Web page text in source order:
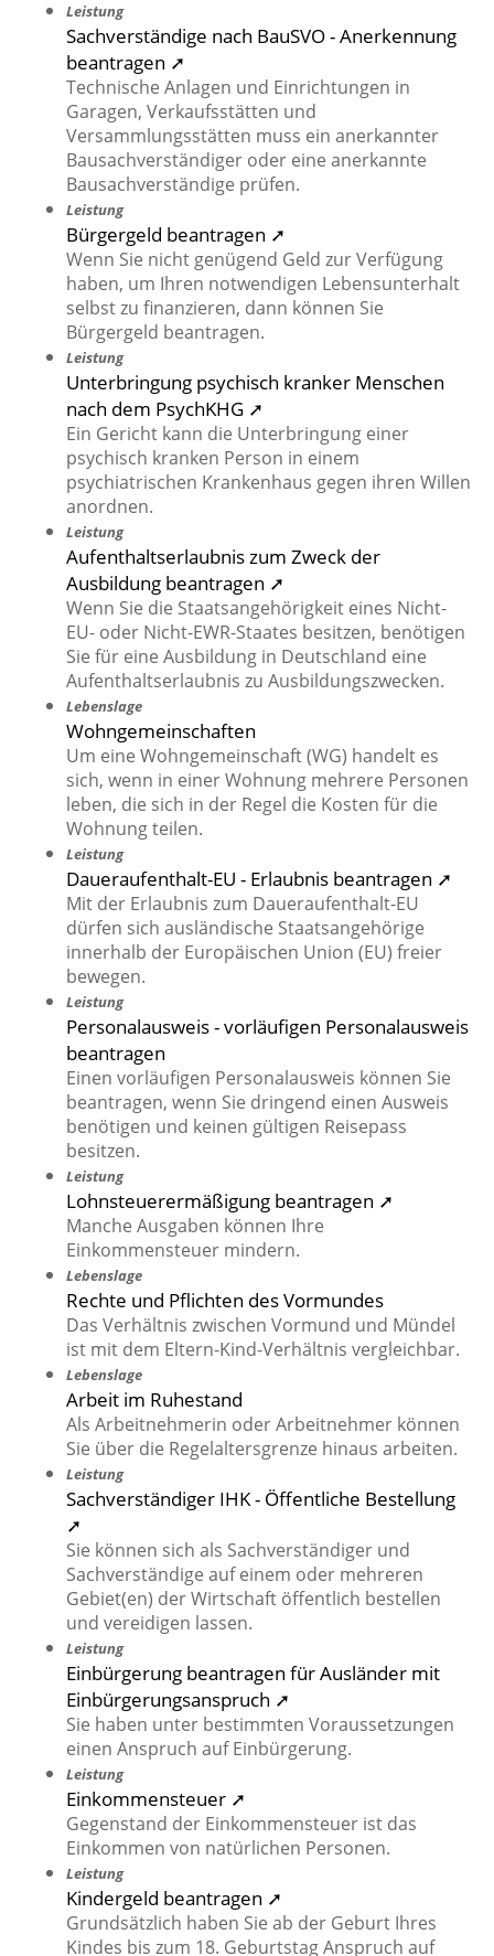
Leistung
Sachverständige nach BauSVO - Anerkennung
beantragen ➚
Technische Anlagen und Einrichtungen in
Garagen, Verkaufsstätten und
Versammlungsstätten muss ein anerkannter
Bausachverständiger oder eine anerkannte
Bausachverständige prüfen.
Leistung
Bürgergeld beantragen ➚
Wenn Sie nicht genügend Geld zur Verfügung
haben, um Ihren notwendigen Lebensunterhalt
selbst zu finanzieren, dann können Sie
Bürgergeld beantragen.
Leistung
Unterbringung psychisch kranker Menschen
nach dem PsychKHG ➚
Ein Gericht kann die Unterbringung einer
psychisch kranken Person in einem
psychiatrischen Krankenhaus gegen ihren Willen
anordnen.
Leistung
Aufenthaltserlaubnis zum Zweck der
Ausbildung beantragen ➚
Wenn Sie die Staatsangehörigkeit eines Nicht-
EU- oder Nicht-EWR-Staates besitzen, benötigen
Sie für eine Ausbildung in Deutschland eine
Aufenthaltserlaubnis zu Ausbildungszwecken.
Lebenslage
Wohngemeinschaften
Um eine Wohngemeinschaft (WG) handelt es
sich, wenn in einer Wohnung mehrere Personen
leben, die sich in der Regel die Kosten für die
Wohnung teilen.
Leistung
Daueraufenthalt-EU - Erlaubnis beantragen ➚
Mit der Erlaubnis zum Daueraufenthalt-EU
dürfen sich ausländische Staatsangehörige
innerhalb der Europäischen Union (EU) freier
bewegen.
Leistung
Personalausweis - vorläufigen Personalausweis
beantragen
Einen vorläufigen Personalausweis können Sie
beantragen, wenn Sie dringend einen Ausweis
benötigen und keinen gültigen Reisepass
besitzen.
Leistung
Lohnsteuerermäßigung beantragen ➚
Manche Ausgaben können Ihre
Einkommensteuer mindern.
Lebenslage
Rechte und Pflichten des Vormundes
Das Verhältnis zwischen Vormund und Mündel
ist mit dem Eltern-Kind-Verhältnis vergleichbar.
Lebenslage
Arbeit im Ruhestand
Als Arbeitnehmerin oder Arbeitnehmer können
Sie über die Regelaltersgrenze hinaus arbeiten.
Leistung
Sachverständiger IHK - Öffentliche Bestellung
➚
Sie können sich als Sachverständiger und
Sachverständige auf einem oder mehreren
Gebiet(en) der Wirtschaft öffentlich bestellen
und vereidigen lassen.
Leistung
Einbürgerung beantragen für Ausländer mit
Einbürgerungsanspruch ➚
Sie haben unter bestimmten Voraussetzungen
einen Anspruch auf Einbürgerung.
Leistung
Einkommensteuer ➚
Gegenstand der Einkommensteuer ist das
Einkommen von natürlichen Personen.
Leistung
Kindergeld beantragen ➚
Grundsätzlich haben Sie ab der Geburt Ihres
Kindes bis zum 18. Geburtstag Anspruch auf